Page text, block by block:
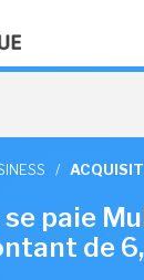
/
paie
de